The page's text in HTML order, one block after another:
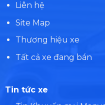
Liên hệ
Site Map
Thương hiệu xe
Tất cả xe đang bán
Tin tức xe